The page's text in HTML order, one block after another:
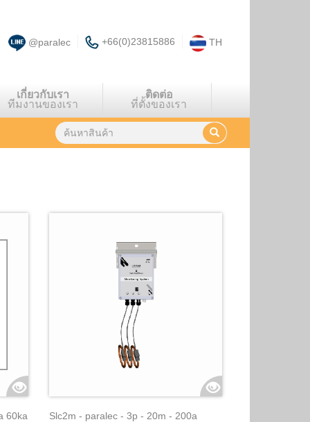
@paralec +66(0)23815886 TH
เกี่ยวกับเรา
ทีมงานของเรา
ติดต่อ
ที่ตั้งของเรา
60ka
Slc2m - paralec - 3p - 20m - 200a